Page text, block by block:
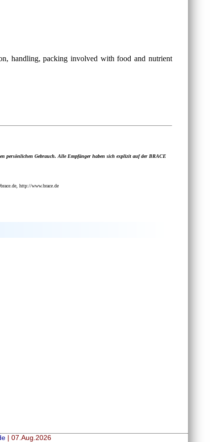
handling, packing involved with food and nutrient
persönlichen Gebrauch. Alle Empfänger haben sich explizit auf der BRACE
http://www.brace.de
| 07.Aug.2026